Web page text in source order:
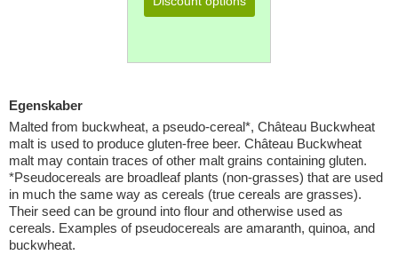
Egenskaber
Malted from buckwheat, a pseudo-cereal*, Château Buckwheat
malt is used to produce gluten-free beer. Château Buckwheat
malt may contain traces of other malt grains containing gluten.
*Pseudocereals are broadleaf plants (non-grasses) that are used
in much the same way as cereals (true cereals are grasses).
Their seed can be ground into flour and otherwise used as
cereals. Examples of pseudocereals are amaranth, quinoa, and
buckwheat.